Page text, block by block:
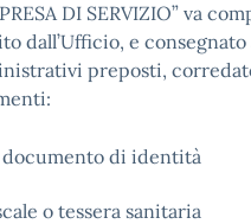
DI SERVIZIO” va
dall’Ufficio, e consegnato
preposti,
documento di identità
o tessera sanitaria